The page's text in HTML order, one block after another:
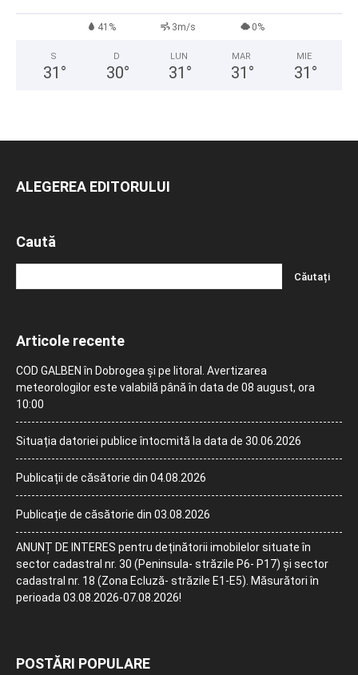
41% 3m/s 0%
S
31 °
D
30°
LUN
31 °
MAR
31 °
MIE
31 °
ALEGEREA EDITORULUI
Caută
Articole recente
COD GALBEN în Dobrogea și pe litoral. Avertizarea
meteorologilor este valabilă până în data de 08 august, ora
10:00
Situația datoriei publice întocmită la data de 30.06.2026
Publicații de căsătorie din 04.08.2026
Publicație de căsătorie din 03.08.2026
ANUNȚ DE INTERES pentru deținătorii imobilelor situate în
sector cadastral nr. 30 (Peninsula- străzile P6- P17) și sector
cadastral nr. 18 (Zona Ecluză- străzile E1-E5). Măsurători în
perioada 03.08.2026-07.08.2026!
POSTĂRI POPULARE